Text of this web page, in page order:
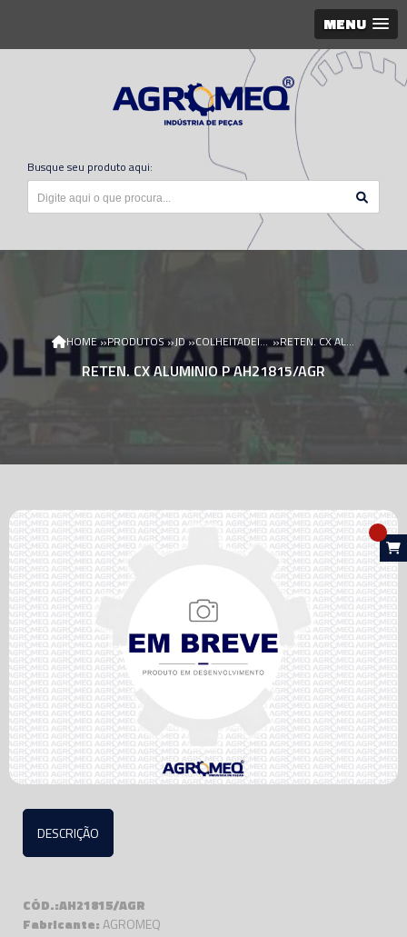
MENU
Busque seu produto aqui:
HOME»PRODUTOS»JD» COLHEITADEIRA JD » RETEN. CX ALUMINIO P AH21815/AGR
RETEN. CX ALUMINIO P AH21815/AGR
DESCRIÇÃO
CÓD.:AH21815/AGR
Fabricante:AGROMEQ